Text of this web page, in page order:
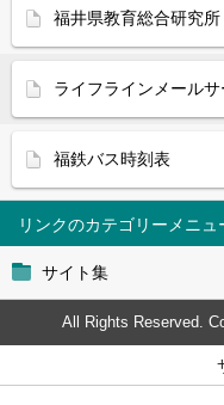
リンク
サイト集
福井県教育総合研究所
ライフラインメールサ
福鉄バス時刻表
All Rights Reserved.